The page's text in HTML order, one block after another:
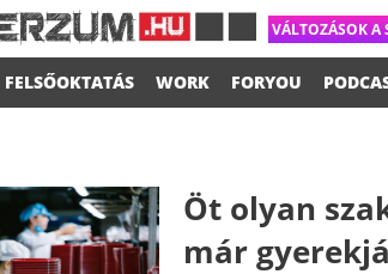
VÁLTOZÁSOK A
FELSŐOKTATÁS WORK FORYOU
Öt olyan
már